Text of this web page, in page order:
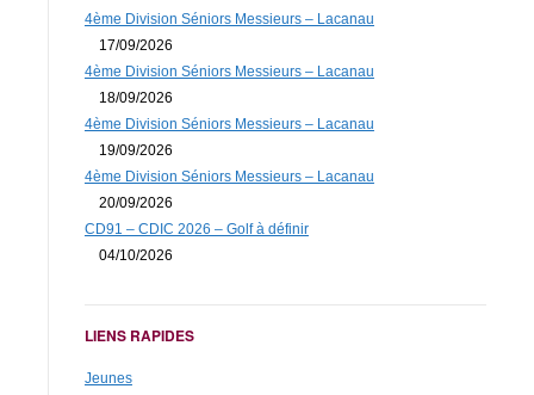
4ème Division Séniors Messieurs – Lacanau
17/09/2026
4ème Division Séniors Messieurs – Lacanau
18/09/2026
4ème Division Séniors Messieurs – Lacanau
19/09/2026
4ème Division Séniors Messieurs – Lacanau
20/09/2026
CD91 – CDIC 2026 – Golf à définir
04/10/2026
LIENS RAPIDES
Jeunes